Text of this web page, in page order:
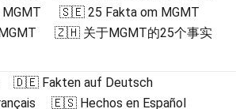
🇸🇪 25 Fakta om MGMT
🇿🇭 关于MGMT的25个事实
🇩🇪 Fakten auf Deutsch
🇪🇸 Hechos en Español